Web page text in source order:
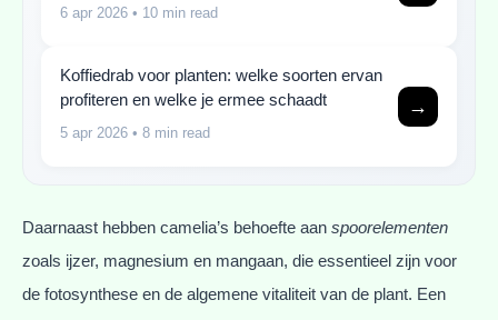
6 apr 2026 • 10 min read
Koffiedrab voor planten: welke soorten ervan
profiteren en welke je ermee schaadt
5 apr 2026 • 8 min read
→
Daarnaast hebben camelia’s behoefte aan spoorelementen
zoals ijzer, magnesium en mangaan, die essentieel zijn voor
de fotosynthese en de algemene vitaliteit van de plant. Een